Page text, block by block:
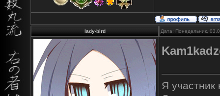
lady-bird Дата: Понедельник,
Я участник